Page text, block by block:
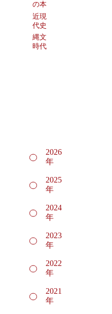
の本
近現
代史
縄文
時代
2026
年
2025
年
2024
年
2023
年
2022
年
2021
年